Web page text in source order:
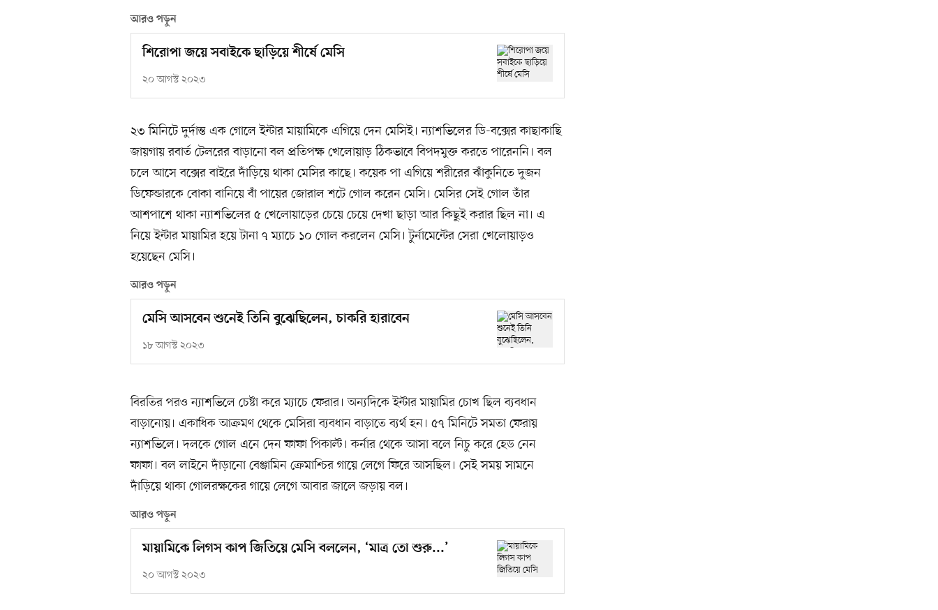
আরও পড়ুন
শিরোপা জয়ে সবাইকে ছাড়িয়ে শীর্ষে মেসি
২০ আগস্ট ২০২৩
২৩ মিনিটে দুর্দান্ত এক গোলে ইন্টার মায়ামিকে এগিয়ে দেন মেসিই। ন্যাশভিলের ডি-বক্সের কাছাকাছি
জায়গায় রবার্ত টেলরের বাড়ানো বল প্রতিপক্ষ খেলোয়াড় ঠিকভাবে বিপদমুক্ত করতে পারেননি। বল
চলে আসে বক্সের বাইরে দাঁড়িয়ে থাকা মেসির কাছে। কয়েক পা এগিয়ে শরীরের ঝাঁকুনিতে দুজন
ডিফেন্ডারকে বোকা বানিয়ে বাঁ পায়ের জোরাল শটে গোল করেন মেসি। মেসির সেই গোল তাঁর
আশপাশে থাকা ন্যাশভিলের ৫ খেলোয়াড়ের চেয়ে চেয়ে দেখা ছাড়া আর কিছুই করার ছিল না। এ
নিয়ে ইন্টার মায়ামির হয়ে টানা ৭ ম্যাচে ১০ গোল করলেন মেসি। টুর্নামেন্টের সেরা খেলোয়াড়ও
হয়েছেন মেসি।
আরও পড়ুন
মেসি আসবেন শুনেই তিনি বুঝেছিলেন, চাকরি হারাবেন
১৮ আগস্ট ২০২৩
বিরতির পরও ন্যাশভিলে চেষ্টা করে ম্যাচে ফেরার। অন্যদিকে ইন্টার মায়ামির চোখ ছিল ব্যবধান
বাড়ানোয়। একাধিক আক্রমণ থেকে মেসিরা ব্যবধান বাড়াতে ব্যর্থ হন। ৫৭ মিনিটে সমতা ফেরায়
ন্যাশভিলে। দলকে গোল এনে দেন ফাফা পিকাল্ট। কর্নার থেকে আসা বলে নিচু করে হেড নেন
ফাফা। বল লাইনে দাঁড়ানো বেঞ্জামিন ক্রেমাশ্চির গায়ে লেগে ফিরে আসছিল। সেই সময় সামনে
দাঁড়িয়ে থাকা গোলরক্ষকের গায়ে লেগে আবার জালে জড়ায় বল।
আরও পড়ুন
মায়ামিকে লিগস কাপ জিতিয়ে মেসি বললেন, ‘মাত্র তো শুরু...’
২০ আগস্ট ২০২৩